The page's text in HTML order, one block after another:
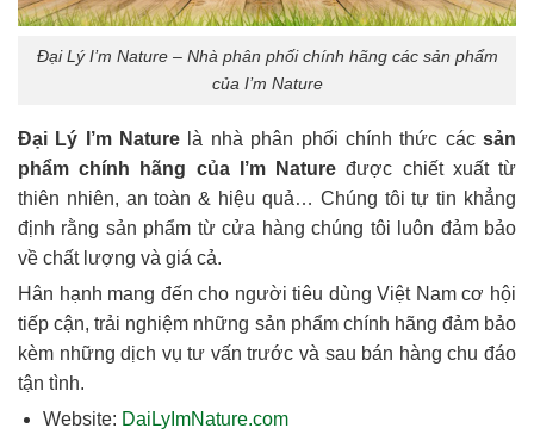
Đại Lý I’m Nature – Nhà phân phối chính hãng các sản phẩm
của I’m Nature
Đại Lý I’m Nature là nhà phân phối chính thức cácsản
phẩm chính hãng của I’m Natuređược chiết xuất từ
thiên nhiên, an toàn & hiệu quả… Chúng tôi tự tin khẳng
định rằng sản phẩm từ cửa hàng chúng tôi luôn đảm bảo
về chất lượng và giá cả.
Hân hạnh mang đến cho người tiêu dùng Việt Nam cơ hội
tiếp cận, trải nghiệm những sản phẩm chính hãng đảm bảo
kèm những dịch vụ tư vấn trước và sau bán hàng chu đáo
tận tình.
Website: DaiLyImNature.com